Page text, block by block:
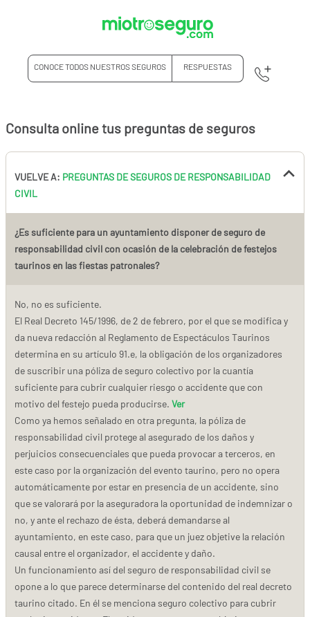
CONOCE TODOS NUESTROS SEGUROS RESPUESTAS
Consulta online tus preguntas de seguros
VUELVE A: PREGUNTAS DE SEGUROS DE RESPONSABILIDAD
CIVIL
¿Es suficiente para un ayuntamiento disponer de seguro de
responsabilidad civil con ocasión de la celebración de festejos
taurinos en las fiestas patronales?
No, no es suficiente.
El Real Decreto 145/1996, de 2 de febrero, por el que se modifica y
da nueva redacción al Reglamento de Espectáculos Taurinos
determina en su artículo 91.e, la obligación de los organizadores
de suscribir una póliza de seguro colectivo por la cuantía
suficiente para cubrir cualquier riesgo o accidente que con
motivo del festejo pueda producirse. Ver
Como ya hemos señalado en otra pregunta, la póliza de
responsabilidad civil protege al asegurado de los daños y
perjuicios consecuenciales que pueda provocar a terceros, en
este caso por la organización del evento taurino, pero no opera
automáticamente por estar en presencia de un accidente, sino
que se valorará por la aseguradora la oportunidad de indemnizar o
no, y ante el rechazo de ésta, deberá demandarse al
ayuntamiento, en este caso, para que un juez objetive la relación
causal entre el organizador, el accidente y daño.
Un funcionamiento así del seguro de responsabilidad civil se
opone a lo que parece determinarse del contenido del real decreto
taurino citado. En él se menciona seguro colectivo para cubrir